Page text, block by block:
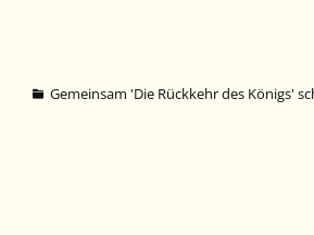
Gemeinsam 'Die Rückkehr des Königs'